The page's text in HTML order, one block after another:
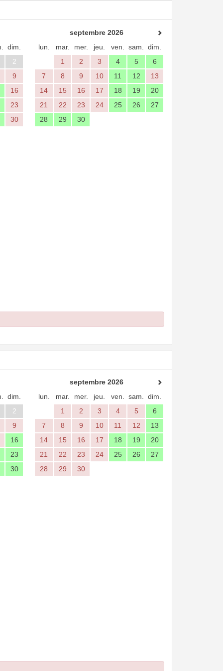
dim.
2
9
16
23
30
septembre 2026
lun.
mar. mer. jeu. ven. sam. dim.
1
2 3 4 5
6
7
8 9 10 11 12
13
14
15 16 17 18 19
20
21
22 23 24 25 26
27
28
29 30
dim.
2
9
16
23
30
septembre 2026
lun.
mar. mer. jeu. ven. sam. dim.
1
2 3 4 5
6
7
8 9 10 11 12
13
14
15 16 17 18 19
20
21
22 23 24 25 26
27
28
29 30